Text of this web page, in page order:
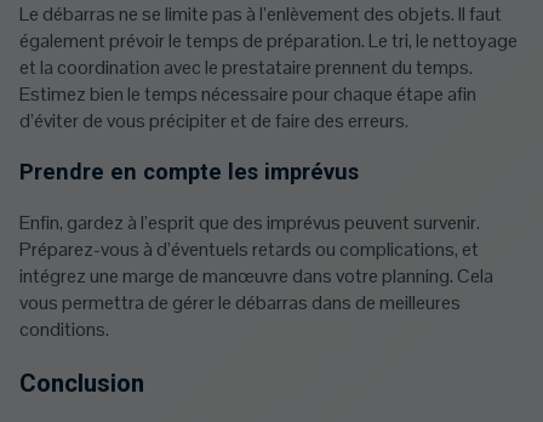
Le débarras ne se limite pas à l’enlèvement des objets. Il faut
également prévoir le temps de préparation. Le tri, le nettoyage
et la coordination avec le prestataire prennent du temps.
Estimez bien le temps nécessaire pour chaque étape afin
d’éviter de vous précipiter et de faire des erreurs.
Prendre en compte les imprévus
Enfin, gardez à l’esprit que des imprévus peuvent survenir.
Préparez-vous à d’éventuels retards ou complications, et
intégrez une marge de manœuvre dans votre planning. Cela
vous permettra de gérer le débarras dans de meilleures
conditions.
Conclusion